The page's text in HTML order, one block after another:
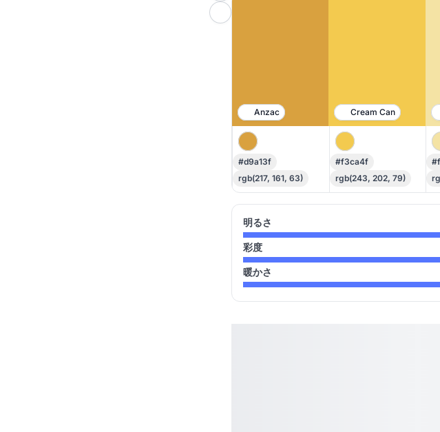
Anzac Cream Can
#d9a13f
rgb(217, 161, 63)
#f3ca4f
rgb(243, 202, 79)
明るさ
彩度
暖かさ